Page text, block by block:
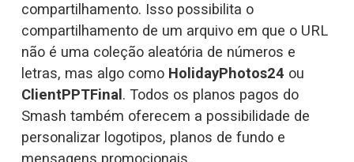
compartilhamento. Isso possibilita o
compartilhamento de um arquivo em que o URL
não é uma coleção aleatória de números e
letras, mas algo como HolidayPhotos24
ClientPPTFinal . Todos os planos pagos do
Smash também oferecem a possibilidade de
personalizar logotipos, planos de fundo e
mensagens promocionais.